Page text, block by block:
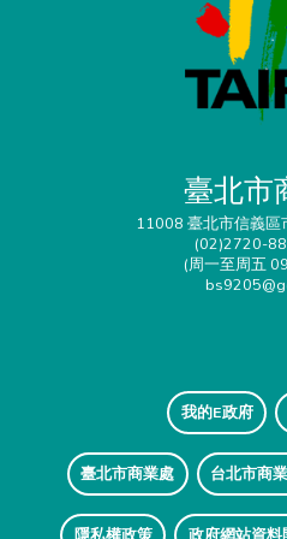
臺北市
11008 臺北市信義區
(02)2720-
(周一至周五
我的E政府
臺北市商業處 台北市商